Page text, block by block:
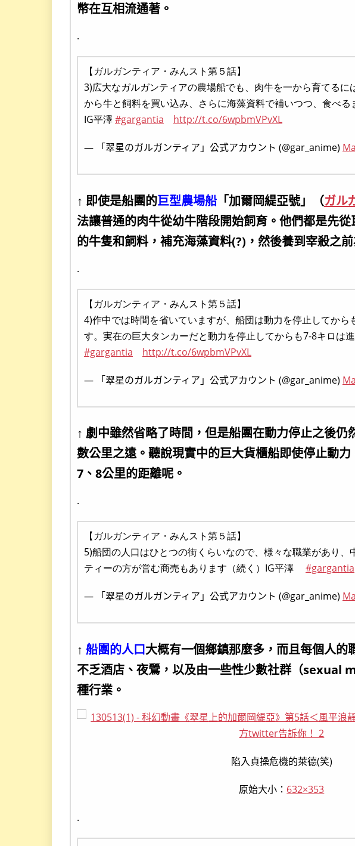
幣在互相流通著。
.
【ガルガンティア・みんスト第５話】
3)広大なガルガンティアの農場船でも、肉牛を一から育てるに
から牛と飼料を買い込み、さらに海藻資料で補いつつ、食べる
IG平澤#gargantia http://t.co/6wpbmVPvXL
— 「翠星のガルガンティア」公式アカウント (@gar_anime)
↑ 即使是船團的巨型農場船 「加爾岡緹亞號」（ガル
法讓普通的肉牛從幼牛階段開始飼育。他們都是先從
的牛隻和飼料，補充海藻資料(?)，然後養到宰殺之前
.
【ガルガンティア・みんスト第５話】
4)作中では時間を省いていますが、船団は動力を停止してから
す。実在の巨大タンカーだと動力を停止してからも7-8キロは
#gargantia
http://t.co/6wpbmVPvXL
— 「翠星のガルガンティア」公式アカウント (@gar_anime)
↑ 劇中雖然省略了時間，但是船團在動力停止之後仍
數公里之遠。聽說現實中的巨大貨櫃船即使停止動
7、8公里的距離呢。
.
【ガルガンティア・みんスト第５話】
5)船団の人口はひとつの街くらいなので、様々な職業があり、
ティーの方が営む商売もあります（続く）IG平澤 #gargantia
— 「翠星のガルガンティア」公式アカウント (@gar_anime)
↑ 船團的人口大概有一個鄉鎮那麼多，而且每個人的
不乏酒店、夜鶯，以及由一些性少數社群（sexual
種行業。
陷入貞操危機的萊德(笑)
原始大小： 632×353
.